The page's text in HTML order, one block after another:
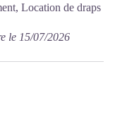
Location de draps
le 15/07/2026